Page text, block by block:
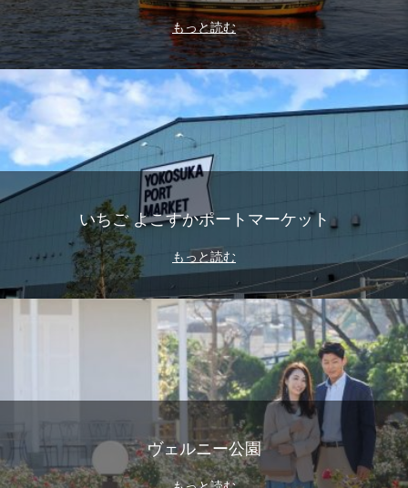
もっと読む
いちご よこすかポートマーケット
もっと読む
ヴェルニー公園